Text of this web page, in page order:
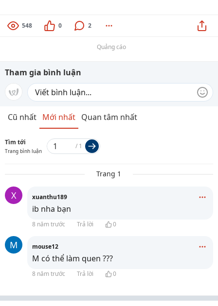
548 0 2
Quảng cáo
Tham gia bình luận
Cũ nhất Mới nhất Quan tâm nhất
Tìm tới
Trang bình luận
/ 1
Trang 1
X xuanthu189
ib nha bạn
8 năm trước Trả lời 0
M mouse12
M có thể làm quen ???
8 năm trước Trả lời 0